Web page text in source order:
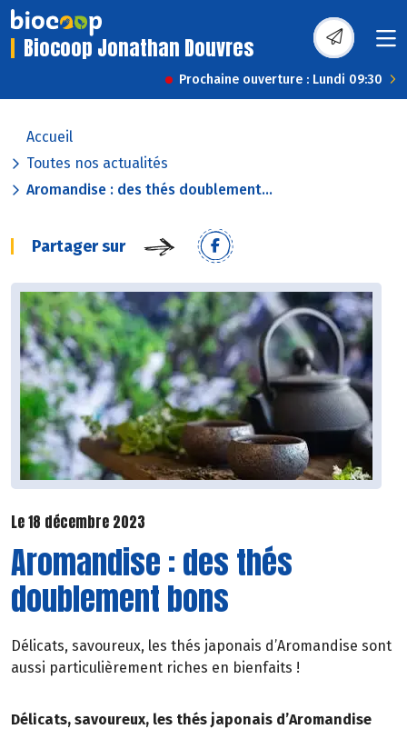
Biocoop Jonathan Douvres
Prochaine ouverture : Lundi 09:30
Accueil
Toutes nos actualités
Aromandise : des thés doublement...
Partager sur
Le 18 décembre 2023
Aromandise : des thés
doublement bons
Délicats, savoureux, les thés japonais d’Aromandise sont
aussi particulièrement riches en bienfaits !
Délicats, savoureux, les thés japonais d’Aromandise